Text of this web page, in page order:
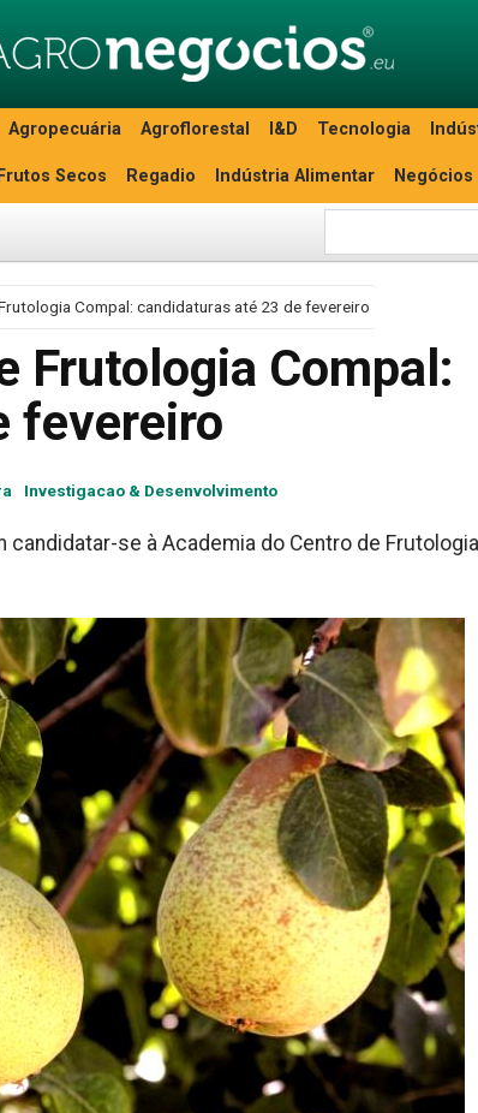
Agropecuária Agroflorestal I&D Tecnologia
Frutos Secos Regadio Indústria Alimentar Negócios
Compal: candidaturas até 23 de fevereiro
Frutologia Compal:
fevereiro
Investigacao & Desenvolvimento
se à Academia do Centro de Frutologia